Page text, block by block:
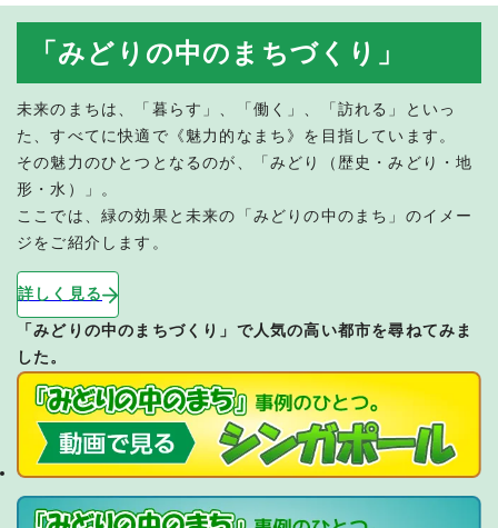
「みどりの中のまちづくり」
未来のまちは、「暮らす」、「働く」、「訪れる」といっ
た、すべてに快適で《魅力的なまち》を目指しています。
その魅力のひとつとなるのが、「みどり（歴史・みどり・地
形・水）」。
ここでは、緑の効果と未来の「みどりの中のまち」のイメー
ジをご紹介します。
詳しく見る
「みどりの中のまちづくり」で人気の高い都市を尋ねてみま
した。